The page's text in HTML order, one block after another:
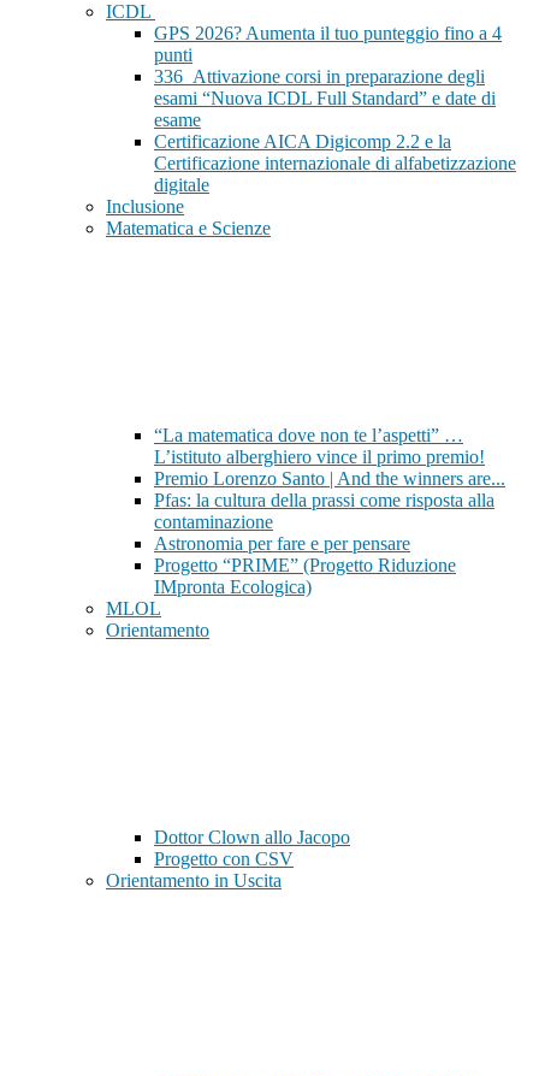
ICDL
GPS 2026? Aumenta il tuo punteggio fino a 4
punti
336_Attivazione corsi in preparazione degli
esami “Nuova ICDL Full Standard” e date di
esame
Certificazione AICA Digicomp 2.2 e la
Certificazione internazionale di alfabetizzazione
digitale
Inclusione
Matematica e Scienze
“La matematica dove non te l’aspetti” …
L’istituto alberghiero vince il primo premio!
Premio Lorenzo Santo | And the winners are...
Pfas: la cultura della prassi come risposta alla
contaminazione
Astronomia per fare e per pensare
Progetto “PRIME” (Progetto Riduzione
IMpronta Ecologica)
MLOL
Orientamento
Dottor Clown allo Jacopo
Progetto con CSV
Orientamento in Uscita